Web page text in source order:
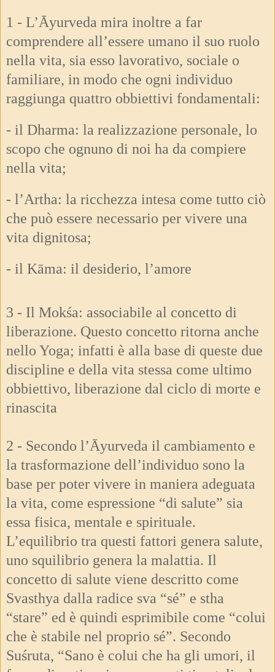
1 - L’Āyurveda mira inoltre a far
comprendere all’essere umano il suo ruolo
nella vita, sia esso lavorativo, sociale o
familiare, in modo che ogni individuo
raggiunga quattro obbiettivi fondamentali:
- il Dharma: la realizzazione personale, lo
scopo che ognuno di noi ha da compiere
nella vita;
- l’Artha: la ricchezza intesa come tutto ciò
che può essere necessario per vivere una
vita dignitosa;
- il Kāma: il desiderio, l’amore
3 - Il Mokśa: associabile al concetto di
liberazione. Questo concetto ritorna anche
nello Yoga; infatti è alla base di queste due
discipline e della vita stessa come ultimo
obbiettivo, liberazione dal ciclo di morte e
rinascita
2 - Secondo l’Āyurveda il cambiamento e
la trasformazione dell’individuo sono la
base per poter vivere in maniera adeguata
la vita, come espressione “di salute” sia
essa fisica, mentale e spirituale.
L’equilibrio tra questi fattori genera salute,
uno squilibrio genera la malattia. Il
concetto di salute viene descritto come
Svasthya dalla radice sva “sé” e stha
“stare” ed è quindi esprimibile come “colui
che è stabile nel proprio sé”. Secondo
Suśruta, “Sano è colui che ha gli umori, il